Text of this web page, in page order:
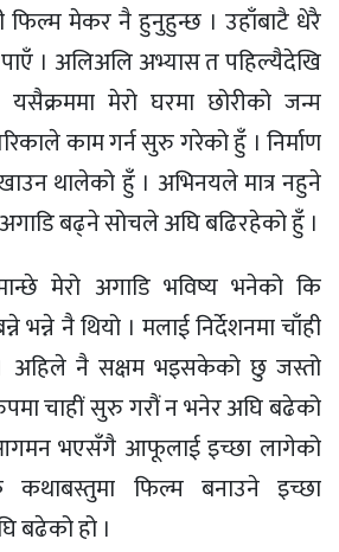
फिल्म मेकर नै हुनुहुन्छ । उहाँबाटै धेरै
। अलिअलि अभ्यास त पहिल्यैदेखि
मेरो घरमा छोरीको जन्म
काम गर्न सुरु गरेको हुँ । निर्माण
थालेको हुँ । अभिनयले मात्र नहुने
बढ्ने सोचले अघि बढिरहेको हुँ ।
मेरो अगाडि भविष्य भनेको कि
भन्ने नै थियो । मलाई निर्देशनमा चाँही
अहिले नै सक्षम भइसकेको छु जस्तो
रुपमा चाहीं सुरु गरौं न भनेर अघि बढेको
भएसँगै आफूलाई इच्छा लागेको
कथाबस्तुमा फिल्म बनाउने इच्छा
बढेको हो ।